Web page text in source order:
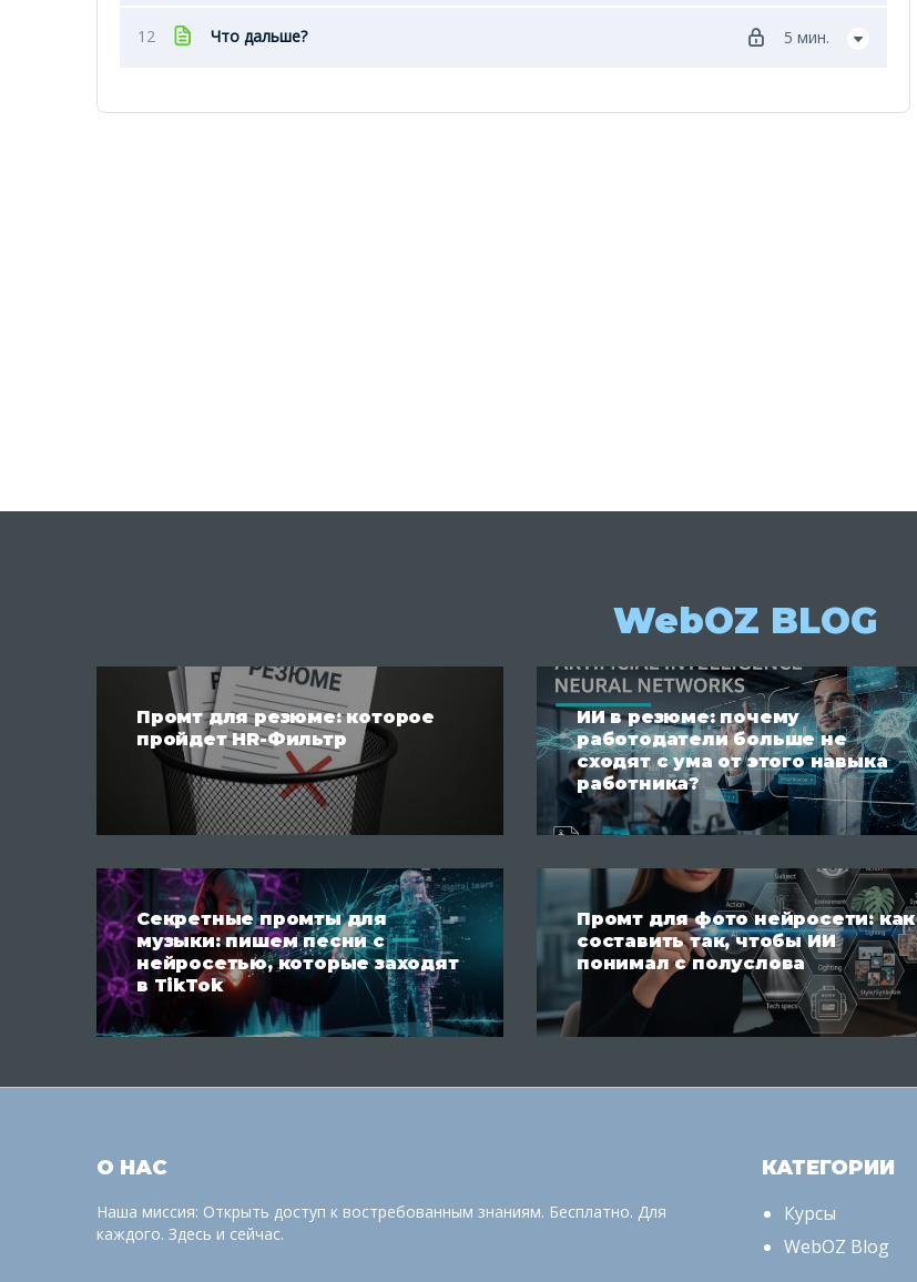
12 Что дальше? 5 мин.
WebOZ BLOG
Промт для резюме: которое
пройдет HR-Фильтр
ИИ в резюме: почему
работодатели больше не
сходят с ума от этого навыка
работника?
Секретные промты для
музыки: пишем песни с
нейросетью, которые заходят
в TikTok
Промт для фото нейросети: как
составить так, чтобы ИИ
понимал с полуслова
О НАС
Наша миссия: Открыть доступ к востребованным знаниям. Бесплатно. Для
каждого. Здесь и сейчас.
КАТЕГОРИИ
Курсы
WebOZ Blog